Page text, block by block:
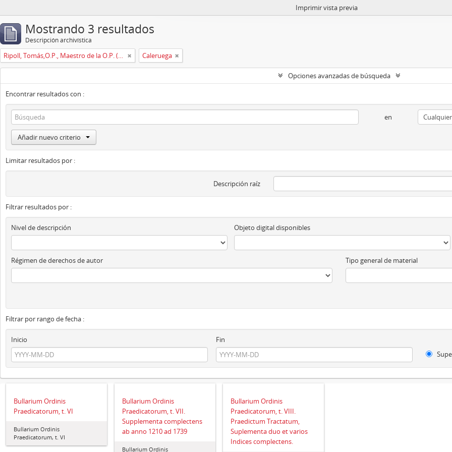
Imprimir vista previa
Mostrando 3 resultados
Descripción archivística
Ripoll, Tomás,O.P., Maestro de la O.P. (1725 -1747) Caleruega
Opciones avanzadas de búsqueda
Encontrar resultados con :
en
Añadir nuevo criterio
Limitar resultados por :
Descripción raíz
Filtrar resultados por :
Nivel de descripción Objeto digital disponibles
Régimen de derechos de autor Tipo general de material
Filtrar por rango de fecha :
Inicio
Fin
Bullarium Ordinis
Praedicatorum, t. VI
Bullarium Ordinis
Praedicatorum, t. VI
Bullarium Ordinis
Praedicatorum, t. VII.
Supplementa complectens
ab anno 1210 ad 1739
Bullarium Ordinis
Bullarium Ordinis
Praedicatorum, t. VIII.
Praedictum Tractatum,
Suplementa duo et varios
Indices complectens.